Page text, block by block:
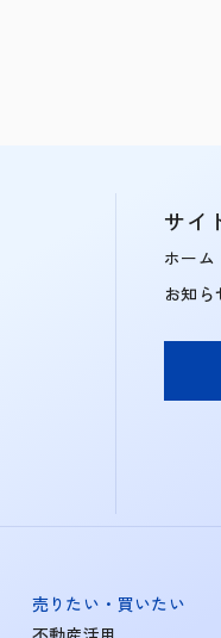
サイ
ホーム
お知ら
売りたい・買いたい